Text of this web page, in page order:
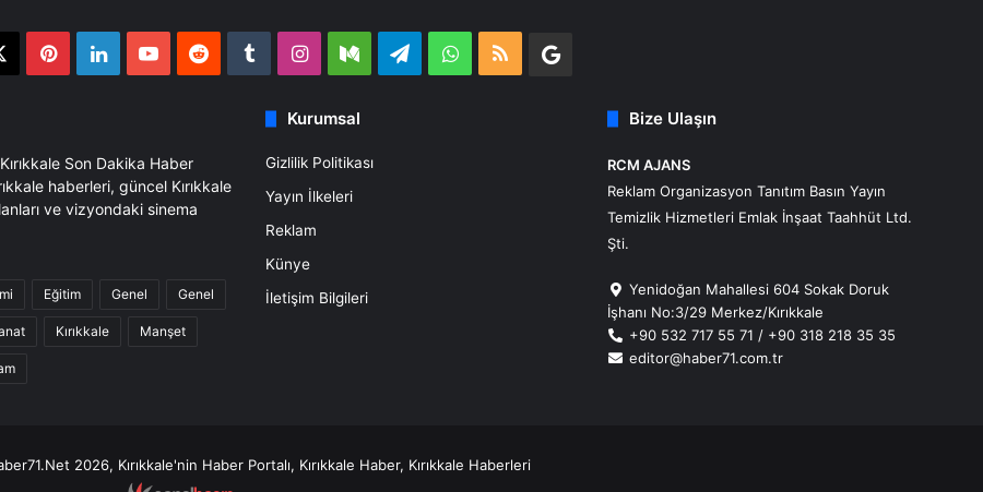
PinterestLinkedInYouTubeReddit TumblrInstagram
MediumTelegramWhatsApp
RSS
Google
Son Dakika Haber
haberleri, güncel Kırıkkale
ve vizyondaki sinema
Eğitim Genel Genel
Kırıkkale Manşet
Kurumsal
Gizlilik Politikası
Yayın İlkeleri
Reklam
Künye
İletişim Bilgileri
Bize Ulaşın
RCM AJANS
Reklam Organizasyon Tanıtım Basın Yayın
Temizlik Hizmetleri Emlak İnşaat Taahhüt Ltd.
Şti.
Yenidoğan Mahallesi 604 Sokak Doruk
İşhanı No:3/29 Merkez/Kırıkkale
+90 532 717 55 71 / +90 318 218 35 35
editor@haber71.com.tr
2026, Kırıkkale'nin Haber Portalı, Kırıkkale Haber, Kırıkkale Haberleri